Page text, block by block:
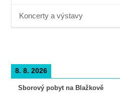
Koncerty a výstavy
8. 8. 2026
Sborový pobyt na Blažkově